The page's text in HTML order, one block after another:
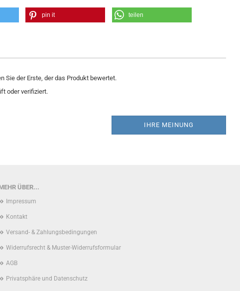
pin it teilen
Sie der Erste, der das Produkt bewertet.
oder verifiziert.
IHRE MEINUNG
ÜBER...
Impressum
Kontakt
Versand- & Zahlungsbedingungen
Widerrufsrecht & Muster-Widerrufsformular
AGB
Privatsphäre und Datenschutz